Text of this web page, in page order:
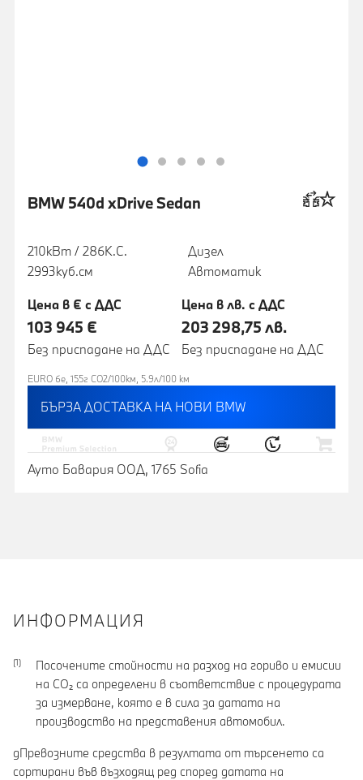
BMW 540d xDrive Sedan
210кВт / 286К.С.
2993куб.cм
Дизел
Автоматик
Цена в € с ДДС
103 945 €
Без приспадане на ДДС
Цена в лв. с ДДС
203 298,75 лв.
Без приспадане на ДДС
EURO 6e, 155г CO2/100км, 5.9л/100 км
БЪРЗА ДОСТАВКА НА НОВИ BMW
Ауто Бавария ООД, 1765 Sofia
ИНФОРМАЦИЯ
Посочените стойности на разход на гориво и емисии
на CO₂ са определени в съответствие с процедурата
за измерване, която е в сила за датата на
производство на представения автомобил.
gПревозните средства в резултата от търсенето са
сортирани във възходящ ред според датата на